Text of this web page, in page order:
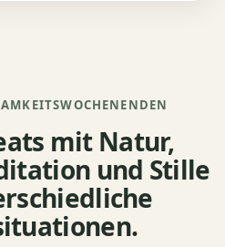
mit Natur,
und Stille